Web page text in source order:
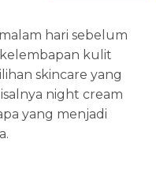
hari sebelum
kulit
skincare yang
night cream
yang menjadi